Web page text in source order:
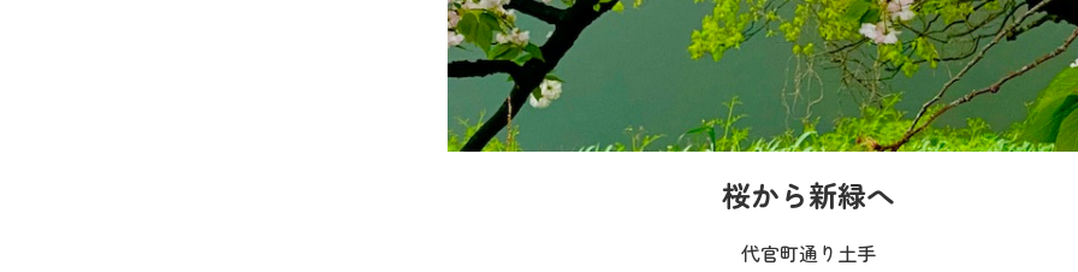
桜から新緑へ
代官町通り土手